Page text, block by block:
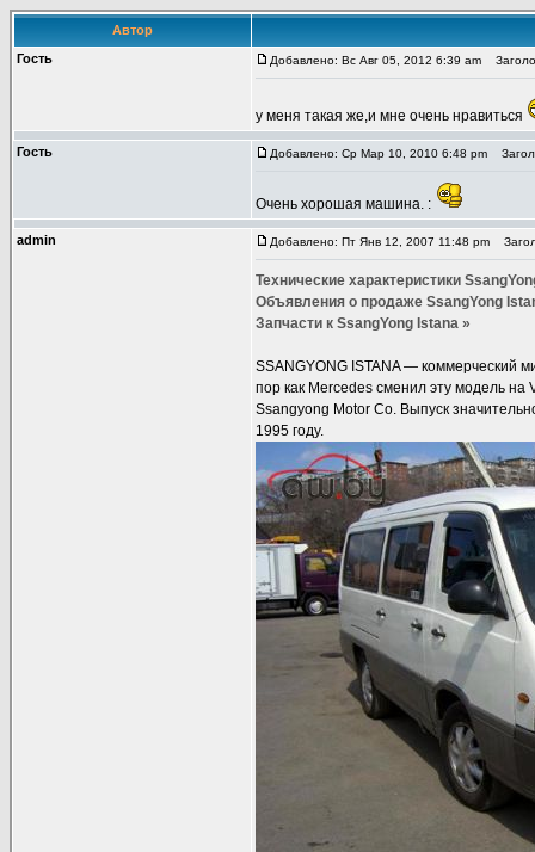
Автор
Гость
Добавлено: Вс Авг 05, 2012 6:39 am
у меня такая же,и мне очень нравиться
Гость Добавлено: Ср Мар 10, 2010 6:48 pm
Очень хорошая машина. :
admin Добавлено: Пт Янв 12, 2007 11:48 pm
Технические характеристики
Объявления о продаже SsangYong
Запчасти к SsangYong Istana »
SSANGYONG ISTANA — коммерческий
пор как Mercedes сменил эту модель
Ssangyong Motor Co. Выпуск
1995 году.